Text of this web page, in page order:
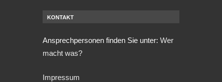
KONTAKT
Ansprechpersonen finden Sie unter: Wer
macht was?
Impressum